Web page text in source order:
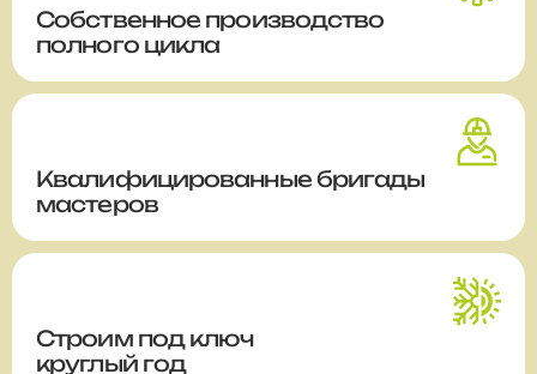
Собственное производство
полного цикла
Квалифицированные бригады
мастеров
Строим под ключ
круглый год